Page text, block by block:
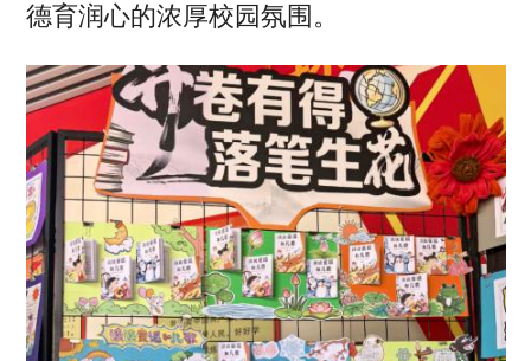
德育润心的浓厚校园氛围。